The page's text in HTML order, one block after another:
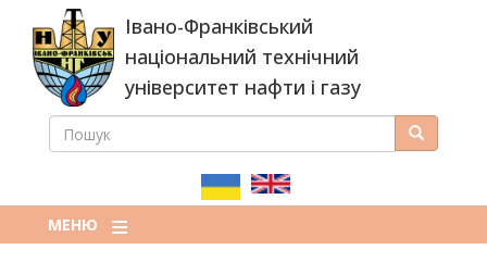
основного
вмісту
Івано-Франківський
національний технічний
університет нафти і газу
ПОШУКОВА
ПОШУК Пошук
МЕНЮ